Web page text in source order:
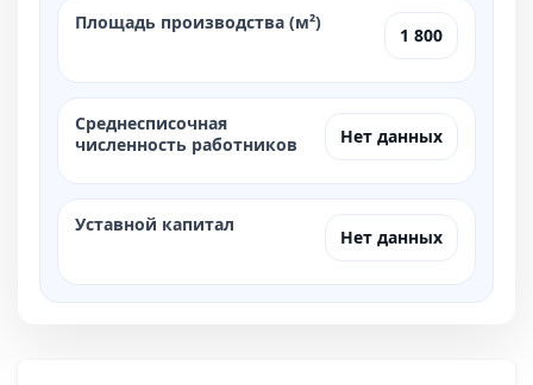
Площадь производства (м²)
1 800
Среднесписочная
численность работников
Нет данных
Уставной капитал
Нет данных